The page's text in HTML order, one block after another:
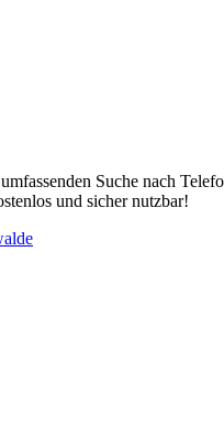
Suche nach
und sicher nutzbar!